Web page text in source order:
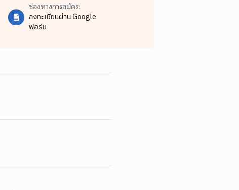
ช่องทางการสมัคร:
ลงทะเบียนผ่าน Google
ฟอร์ม